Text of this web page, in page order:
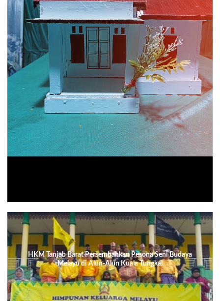
HKM Tanjab Barat Persembahkan Pesona Seni Budaya
Melayu di Alun-Alun Kuala Tungkal